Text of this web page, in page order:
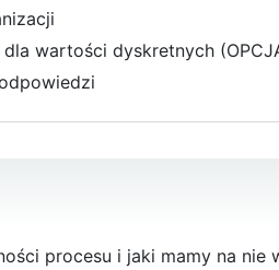
wartości dyskretnych
procesu i jaki mamy na nie